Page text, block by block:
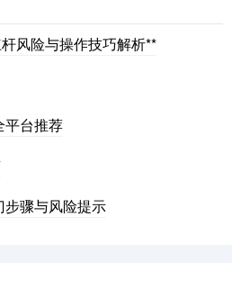
风险与操作技巧解析**
平台推荐
骤与风险提示